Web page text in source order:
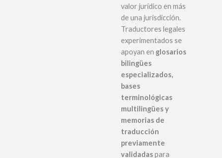
valor jurídico en más
de una jurisdicción.
Traductores legales
experimentados se
apoyan en glosarios
bilingües
especializados,
bases
terminológicas
multilingües y
memorias de
traducción
previamente
validadaspara